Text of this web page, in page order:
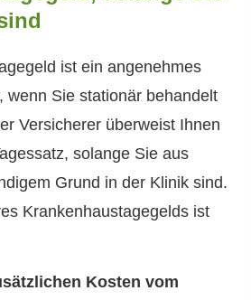
ist ein angenehmes
wenn Sie stationär behandelt
Versicherer überweist Ihnen
solange Sie aus
Grund in der Klinik sind.
Krankenhaustagegelds ist
Kosten vom